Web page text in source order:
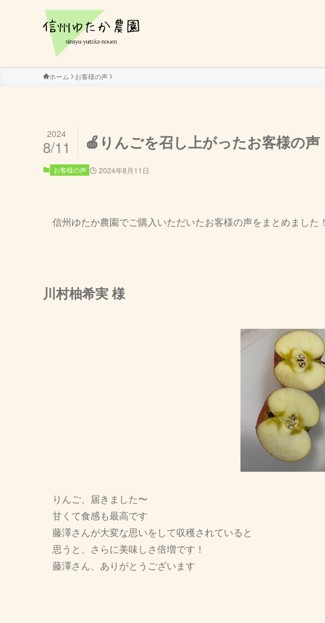
ホーム お客様の声
🍎りんごを召し上がったお客様の声
2024
8/11
お客様の声 2024年8月11日
信州ゆたか農園でご購入いただいたお客様の声をまとめました！
川村柚希実 様
りんご、届きました〜
甘くて食感も最高です
藤澤さんが大変な思いをして収穫されていると
思うと、さらに美味しさ倍増です！
藤澤さん、ありがとうございます